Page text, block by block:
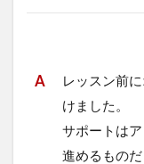
レッスン前
けました。
サポートは
進めるもの